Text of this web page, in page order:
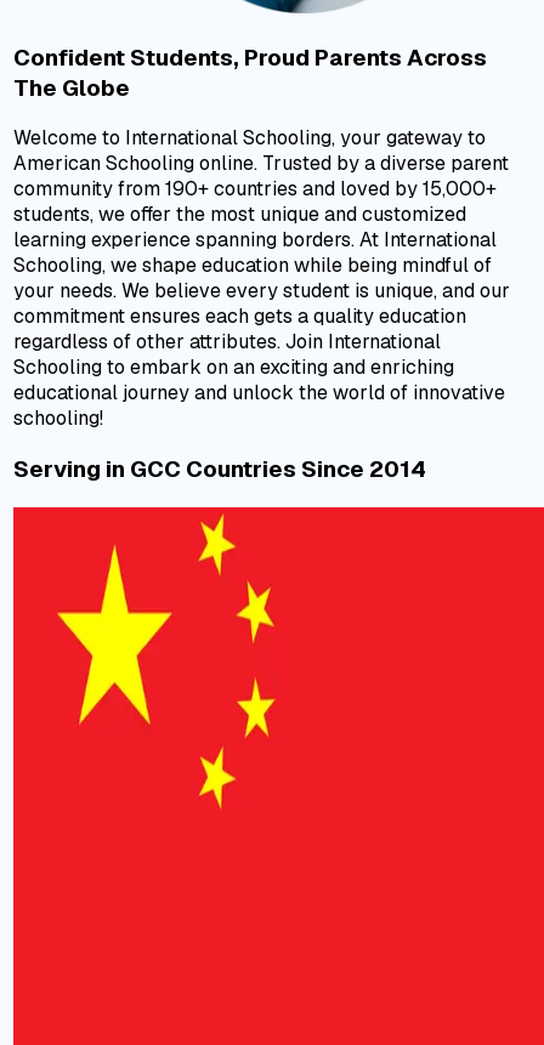
Confident Students, Proud Parents Across
The Globe
Welcome to International Schooling, your gateway to
American Schooling online. Trusted by a diverse parent
community from 190+ countries and loved by 15,000+
students, we offer the most unique and customized
learning experience spanning borders. At International
Schooling, we shape education while being mindful of
your needs. We believe every student is unique, and our
commitment ensures each gets a quality education
regardless of other attributes. Join International
Schooling to embark on an exciting and enriching
educational journey and unlock the world of innovative
schooling!
Serving in GCC Countries Since 2014